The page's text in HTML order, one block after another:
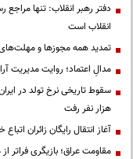
دفتر رهبر انقلاب: تنها مراجع
انقلاب است
تمدید همه مجوزها و مهلت‌های
مدالِ اعتماد؛ روایت مدیریت
هزار نفر رفت
آغاز انتقال رایگان زائران
مقاومت عراق؛ بازیگری فراتر